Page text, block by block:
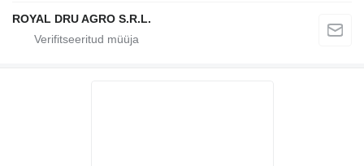
ROYAL DRU AGRO S.R.L.